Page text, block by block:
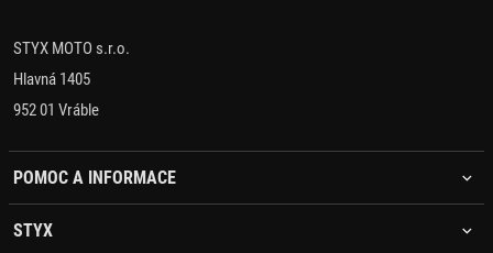
STYX MOTO s.r.o.
Hlavná 1405
952 01 Vráble
POMOC A INFORMACE
STYX